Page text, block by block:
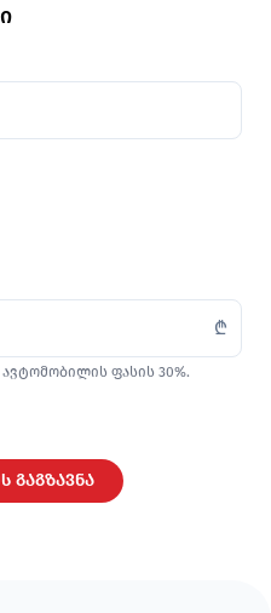
₾
ავტომობილის ფასის 30%.